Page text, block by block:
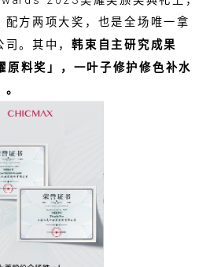
配方两项大奖，也是全场唯一拿
司。其中，韩束自主研究成果
料奖」，一叶子修护修色补水